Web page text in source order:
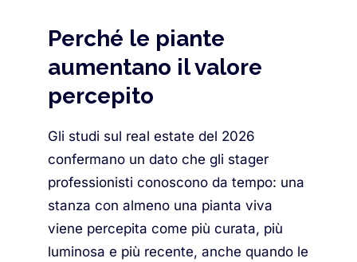
Perché le piante
aumentano il valore
percepito
Gli studi sul real estate del 2026
confermano un dato che gli stager
professionisti conoscono da tempo: una
stanza con almeno una pianta viva
viene percepita come più curata, più
luminosa e più recente, anche quando le